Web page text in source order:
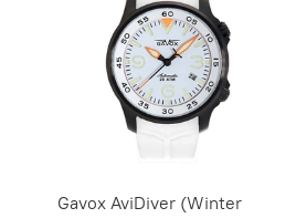
Gavox AviDiver (Winter